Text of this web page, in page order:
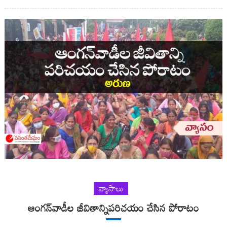
వ్యాసాలు
ఆంగన్‌వాడీల జీవితాన్నిపరిచయం చేసిన పోరాటం